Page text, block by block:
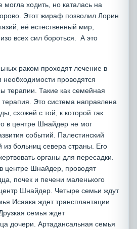
ходить, но каталась на
Этот жираф позволил Лорин
её естественный мир,
всех сил бороться. А это
раком проходят лечение в
проводятся
терапии. Такие как семейная
Это система направлена
схожей с той, к которой так
в центре Шнайдер не мог
событий. Палестинский
из больниц севера страны. Его
органы для пересадки.
центре Шнайдер, проводят
почек и печени маленького
Шнайдер. Четыре семьи ждут
Исаака ждет трансплантации
семья ждет
дочери. Артадансальная семья